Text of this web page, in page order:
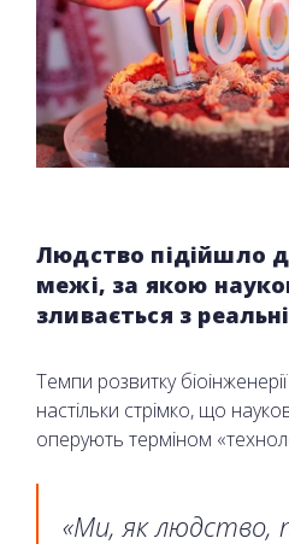
Людство підійшло
межі, за якою
зливається з
Темпи розвитку
настільки стрімко, що
оперують терміном
«Ми, як людство,